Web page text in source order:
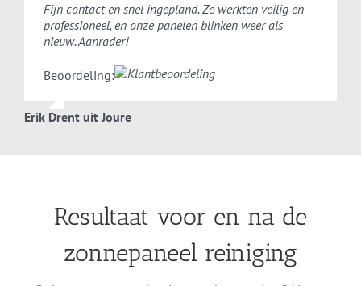
Fijn contact en snel ingepland. Ze werkten veilig en
professioneel, en onze panelen blinken weer als
nieuw. Aanrader!
Beoordeling:
Erik Drent uit Joure
Resultaat voor en na de
zonnepaneel reiniging